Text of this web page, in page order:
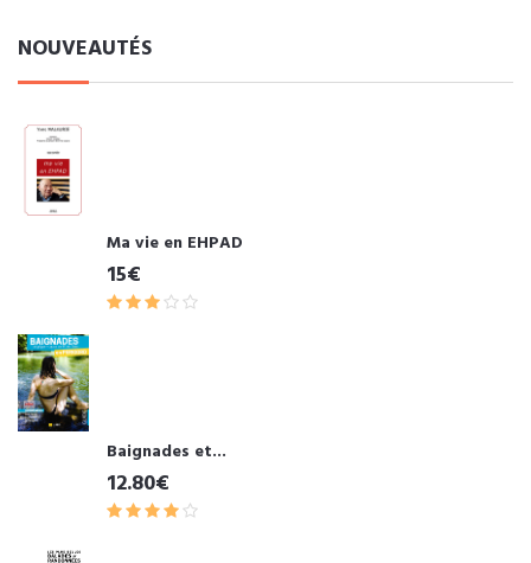
NOUVEAUTÉS
Ma vie en EHPAD
15€
Baignades et...
12.80€